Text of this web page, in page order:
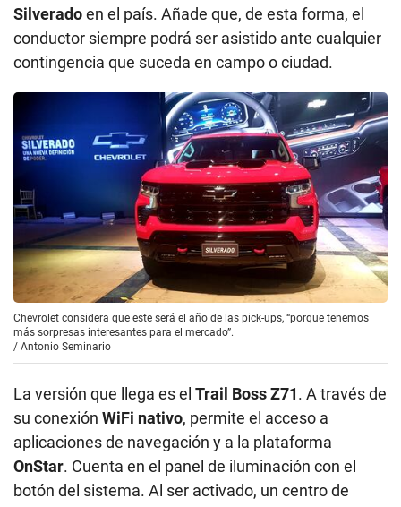
Silveradoen el país. Añade que, de esta forma, el
conductor siempre podrá ser asistido ante cualquier
contingencia que suceda en campo o ciudad.
Chevrolet considera que este será el año de las pick-ups, “porque tenemos
más sorpresas interesantes para el mercado”.
/ Antonio Seminario
La versión que llega es el Trail Boss Z71. A través de
su conexión WiFi nativo, permite el acceso a
aplicaciones de navegación y a la plataforma
OnStar. Cuenta en el panel de iluminación con el
botón del sistema. Al ser activado, un centro de